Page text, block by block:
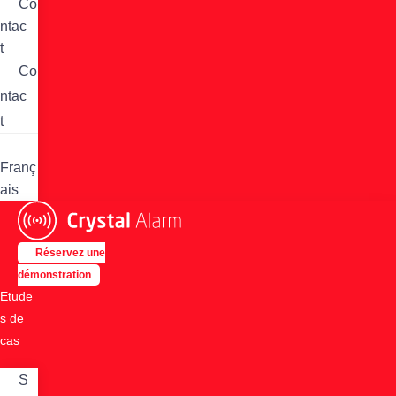
Co
ntac
t
Co
ntac
t
Franç
ais
Réservez une
démonstration
Etude
s de
cas
S